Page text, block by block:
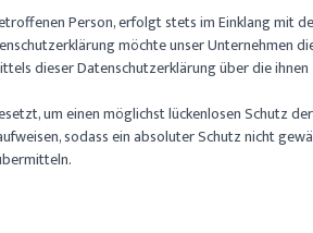
Person, erfolgt stets im Einklang mit
möchte unser Unternehmen
dieser Datenschutzerklärung über die
um einen möglichst lückenlosen Schutz
sodass ein absoluter Schutz nicht